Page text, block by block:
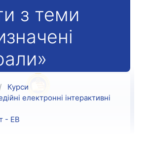
з теми
Курси
електронні інтерактивні
- ЕВ